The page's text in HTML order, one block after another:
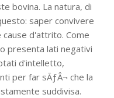
bovina. La natura, di
saper convivere
cause d'attrito. Come
presenta lati negativi
d'intelletto,
per far sÃƒÂ¬ che la
suddivisa.